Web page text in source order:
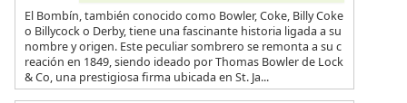
El Bombín, también conocido como Bowler, Coke, Billy Coke
o Billycock o Derby, tiene una fascinante historia ligada a su
nombre y origen. Este peculiar sombrero se remonta a su c
reación en 1849, siendo ideado por Thomas Bowler de Lock
& Co, una prestigiosa firma ubicada en St. Ja...